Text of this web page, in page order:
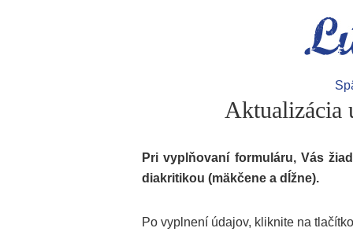
Aktualizácia
Pri vyplňovaní formuláru, Vás
diakritikou (mäkčene a dĺžne).
Po vyplnení údajov, kliknite na